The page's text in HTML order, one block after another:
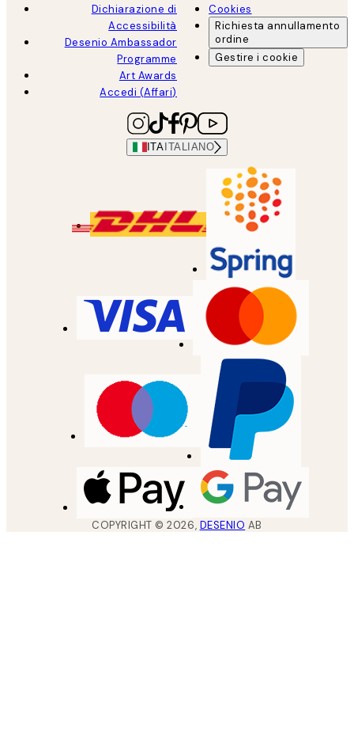
Dichiarazione di
Accessibilità
Desenio Ambassador
Programme
Art Awards
Accedi (Affari)
Cookies
Richiesta annullamento
ordine
Gestire i cookie
ITA ITALIANO
COPYRIGHT ©2026, DESENIO AB